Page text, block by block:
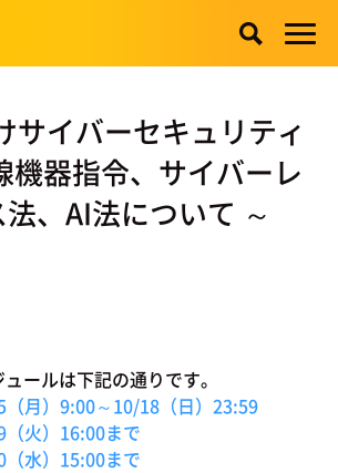
サイバーセキュリティ
機器指令、サイバーレ
法、AI法について ～
ールは下記の通りです。
月）9:00～10/18（日）23:59
火）16:00まで
水）15:00まで